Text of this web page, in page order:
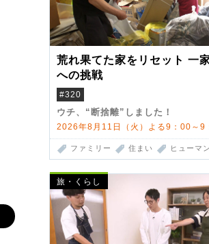
荒れ果てた家をリセット 一
への挑戦
#320
ウチ、“断捨離”しました！
2026年8月11日（火）よる9：00～9
ファミリー 住まい ヒューマン
旅・くらし